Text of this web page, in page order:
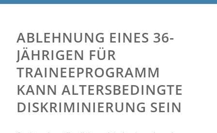
ABLEHNUNG EINES 36-
JÄHRIGEN FÜR
TRAINEEPROGRAMM
KANN ALTERSBEDINGTE
DISKRIMINIERUNG SEIN